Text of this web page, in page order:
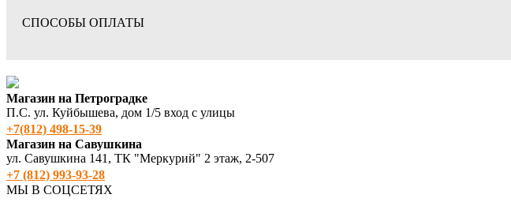
СПОСОБЫ ОПЛАТЫ
Магазин на Петроградке
П.С. ул. Куйбышева, дом 1/5 вход с улицы
+7(812) 498‑15-39
Магазин на Савушкина
ул. Савушкина 141, ТК "Меркурий" 2 этаж, 2-507
+7 (812) 993-93-28
МЫ В СОЦСЕТЯХ